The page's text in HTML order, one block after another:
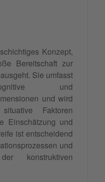
Konzept,
Bereitschaft zur
Sie umfasst
und
und wird
Faktoren
Einschätzung und
ist entscheidend
und
konstruktiven